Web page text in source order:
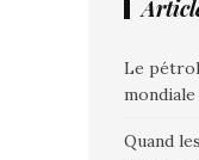
Le
Quand